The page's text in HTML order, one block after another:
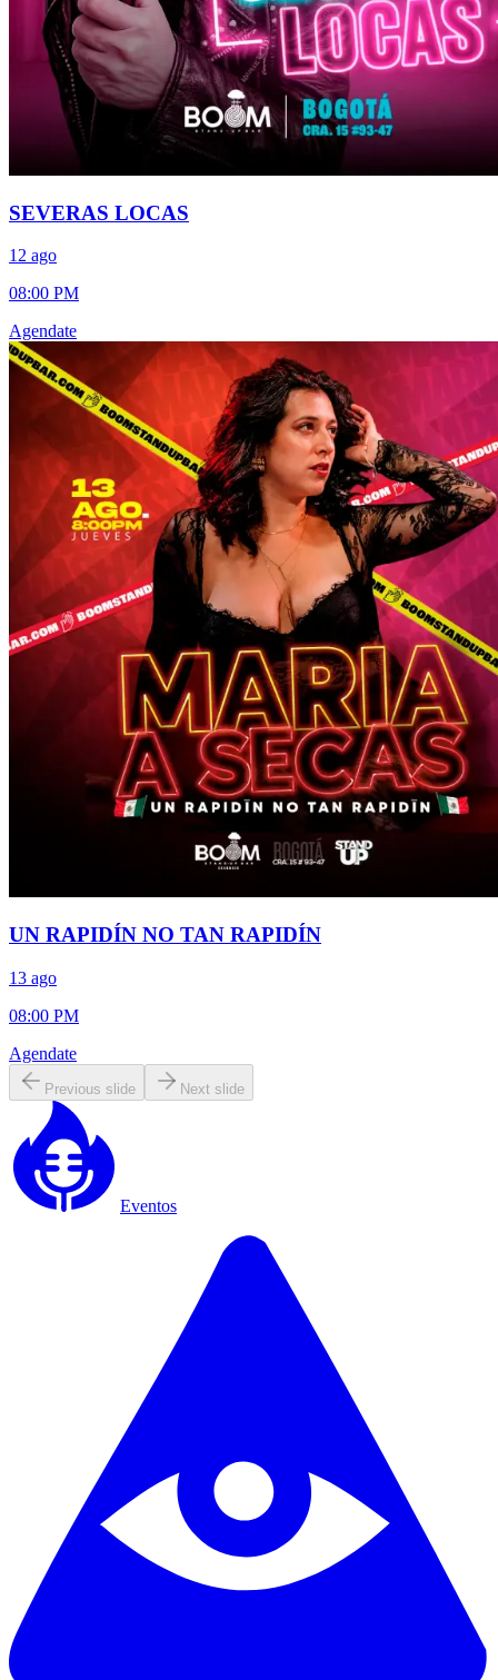
SEVERAS LOCAS
12 ago
08:00 PM
Agendate
UN RAPIDÍN NO TAN RAPIDÍN
13 ago
08:00 PM
Agendate
Previous slide Next slide
Eventos